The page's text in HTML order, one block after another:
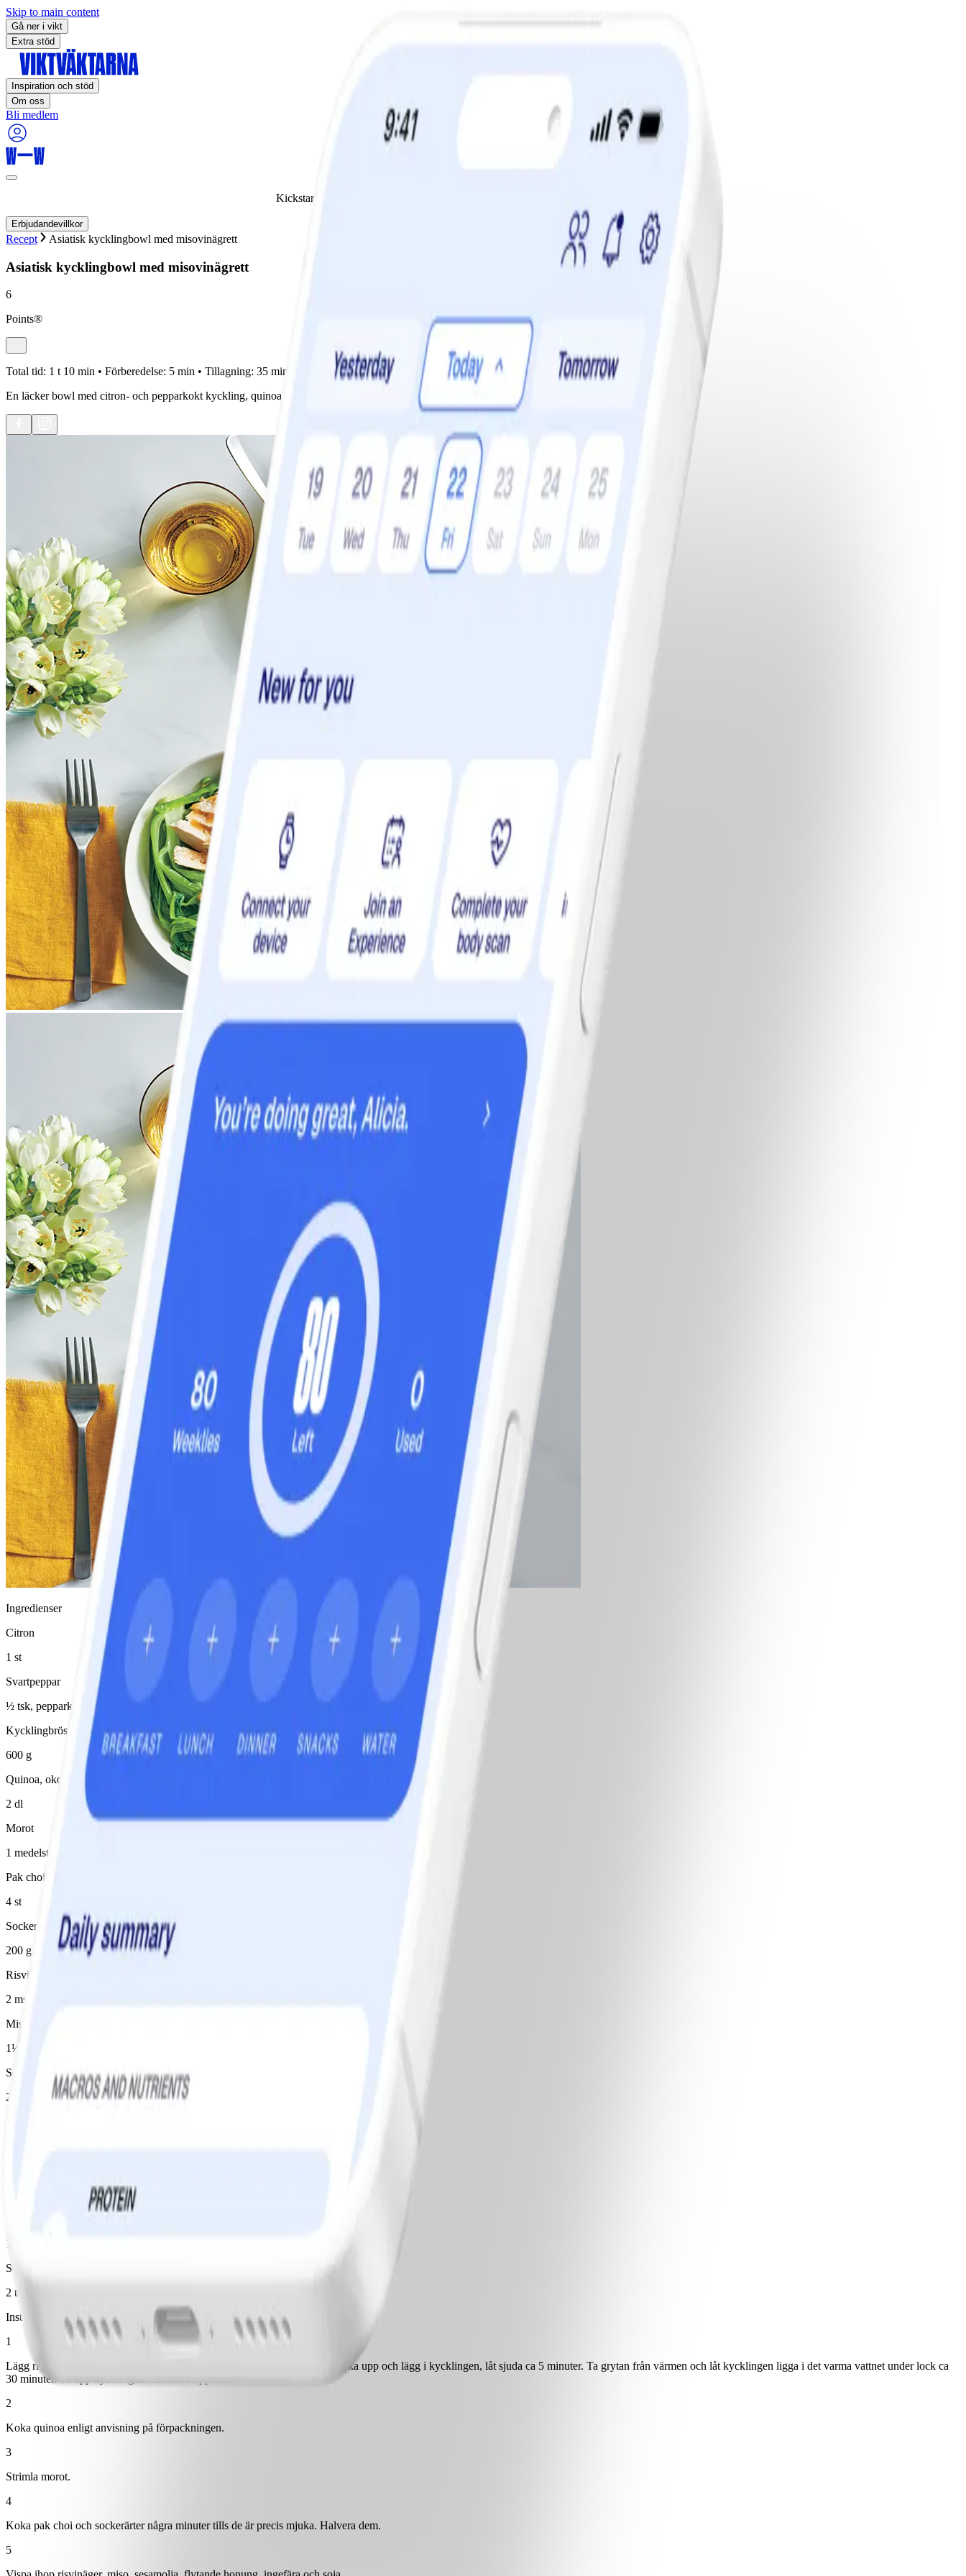
Skip to main content
Gå ner i vikt
Extra stöd
Inspiration och stöd
Om oss
Bli medlem
Kickstarta din viktminskningsresa nu! Spara 50% när du tecknar 12 månaders medlemskap.
Erbjudandevillkor
Recept Asiatisk kycklingbowl med misovinägrett
Asiatisk kycklingbowl med misovinägrett
6
Points®
Total tid: 1 t 10 min • Förberedelse: 5 min • Tillagning: 35 min • Portioner:4 •Svårighetsgrad:
Lätt
En läcker bowl med citron- och pepparkokt kyckling, quinoa, en massa grönsaker och en smakrik dressing med bl a miso, sesamolja och ingefära.
Ingredienser
Citron
1 st
Svartpeppar
½ tsk, pepparkorn
Kycklingbröstfilé
600 g
Quinoa, okokt
2 dl
Morot
1 medelstor(t)/medelstora
Pak choi
4 st
Sockerärter
200 g
Risvinäger
2 msk
Misopasta
1½ msk
Sesamolja
2 tsk
1 tsk
Sesamfrön
2 tsk
Instruktioner
1
Lägg rivet citronskal och pepparkorn i en gryta och fyll den med vatten. Koka upp och lägg i kycklingen, låt sjuda ca 5 minuter. Ta grytan från värmen och låt kycklingen ligga i det varma vattnet under lock ca
30 minuter. Ta upp kycklingen och skiva upp den.
2
Koka quinoa enligt anvisning på förpackningen.
3
Strimla morot.
4
Koka pak choi och sockerärter några minuter tills de är precis mjuka. Halvera dem.
5